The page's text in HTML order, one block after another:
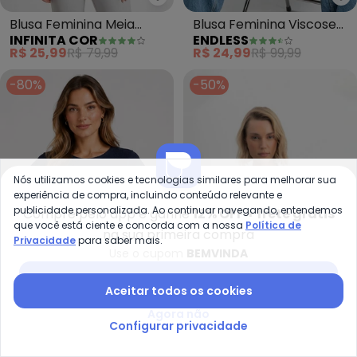
Infinita Cor - Blusa Feminina
Blusa Feminina Meia
Malha com Estampa
(Azul)
INFINITA COR
R$ 25,99R$ 79,99
Blusa Feminina Viscose
(Azul)
ENDLESS
R$ 24,99R$ 99,99
-80%
Infinita Cor - Blusa Feminina
Blusa Feminina em Malha
-50%
Blusa Feminina em Malha
Compre pelo app e ganhe12% OFF + frete grátis
na sua primeira compra
Nós utilizamos cookies e tecnologias similares para melhorar sua
experiência de compra, incluindo conteúdo relevante e
publicidade personalizada. Ao continuar navegando, entendemos
que você está ciente e concorda com a nossa Política de
Privacidadepara saber mais.
Aceitar todos os cookies
Configurar privacidade